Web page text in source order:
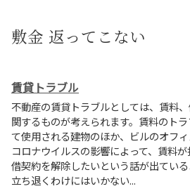
敷金 返ってこない
賃貸トラブル
不動産の賃貸トラブルとしては、賃料、
関するものが考えられます。賃料のト
て使用される建物のほか、ビルのオフィ
コロナウイルスの影響によって、賃料
借契約を解除したいという話が出てい
立ち退くわけにはいかない...